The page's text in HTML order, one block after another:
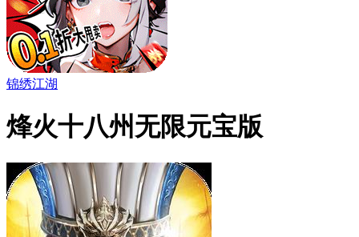
锦绣江湖
烽火十八州无限元宝版